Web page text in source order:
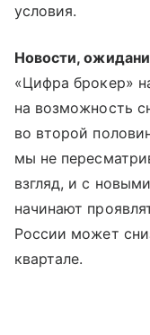
условия.
Новости,
«Цифра брокер»
на возможность
во второй
мы не
взгляд, и с
начинают
России может
квартале.